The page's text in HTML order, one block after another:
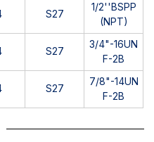
S27
1/2''BSPP
(NPT)
S27
3/4"-16UN
F-2B
S27
7/8"-14UN
F-2B